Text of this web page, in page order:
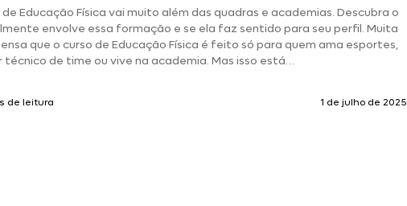
de Educação Física vai muito além das quadras e academias. Descubra o
envolve essa formação e se ela faz sentido para seu perfil. Muita
que o curso de Educação Física é feito só para quem ama esportes,
técnico de time ou vive na academia. Mas isso está…
de leitura 1 de julho de 2025